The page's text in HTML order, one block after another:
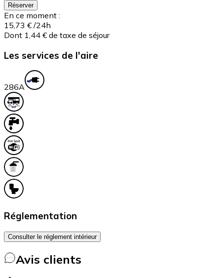
Réserver
En ce moment :
15,73 € /24h
Dont 1,44 € de taxe de séjour
Les services de l'aire
286A
Réglementation
Consulter le réglement intérieur
Avis clients